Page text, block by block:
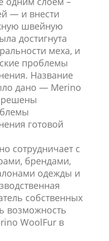
— и внести
швейную
достигнута
меха, и
проблемы
Название
дано — Merino
решены
готовой
сотрудничает с
брендами,
одежды и
собственных
возможность
WoolFur в